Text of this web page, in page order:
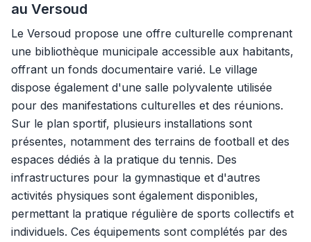
au Versoud
Le Versoud propose une offre culturelle comprenant
une bibliothèque municipale accessible aux habitants,
offrant un fonds documentaire varié. Le village
dispose également d'une salle polyvalente utilisée
pour des manifestations culturelles et des réunions.
Sur le plan sportif, plusieurs installations sont
présentes, notamment des terrains de football et des
espaces dédiés à la pratique du tennis. Des
infrastructures pour la gymnastique et d'autres
activités physiques sont également disponibles,
permettant la pratique régulière de sports collectifs et
individuels. Ces équipements sont complétés par des